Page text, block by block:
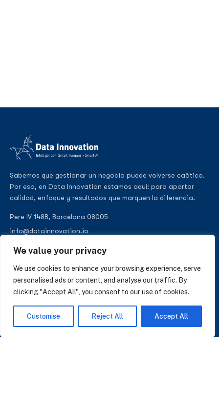
We value your privacy
We use cookies to enhance your browsing experience, serve
personalised ads or content, and analyse our traffic. By
clicking "Accept All", you consent to our use of cookies.
Customise Reject All Accept All
Sabemos que gestionar un negocio puede volverse caótico.
Por eso, en Data Innovation estamos aquí: para aportar
calidad, enfoque y resultados que marquen la diferencia.
Pere IV 148B, Barcelona 08005
info@datainnovation.io
SUSCRÍBASE A NUESTRAS NOTICIAS
Perspectivas sobre IA, datos y CRM. Sin spam, solo lo que importa.